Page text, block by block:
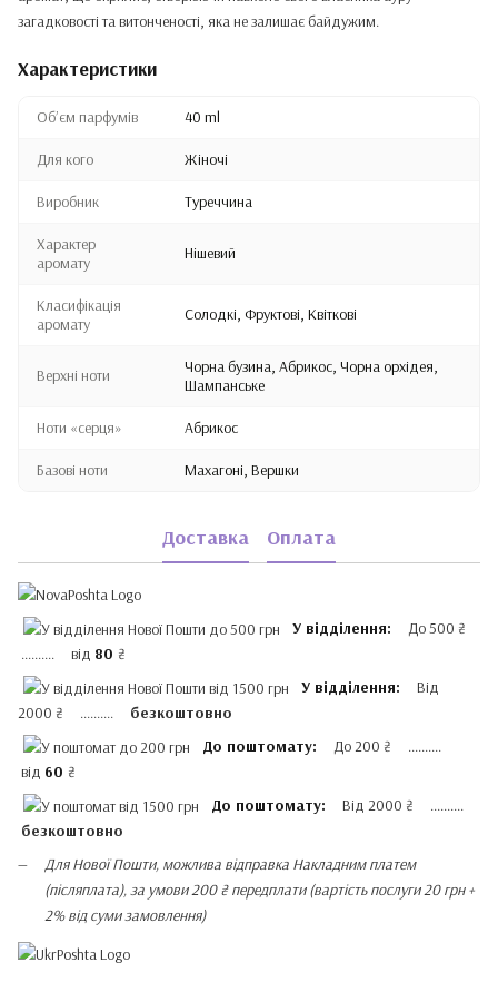
загадковості та витонченості, яка не залишає байдужим.
Характеристики
Обʼєм парфумів 40 ml
Для кого Жіночі
Виробник Туреччина
Характер
аромату
Нішевий
Класифікація
аромату
Солодкі, Фруктові, Квіткові
Верхні ноти
Чорна бузина, Абрикос, Чорна орхідея,
Шампанське
Ноти «серця» Абрикос
Базові ноти Махагоні, Вершки
Доставка Оплата
У відділення: До 500 ₴
.......... від 80 ₴
У відділення: Від
2000 ₴ .......... безкоштовно
До поштомату: До 200 ₴ ..........
від 60 ₴
До поштомату: Від 2000 ₴ ..........
безкоштовно
Для Нової Пошти, можлива відправка Накладним платем
(післяплата), за умови 200 ₴ передплати (вартість послуги 20 грн +
2% від суми замовлення)